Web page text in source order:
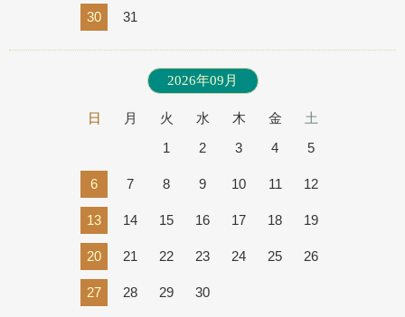
30 31
2026年09月
日 月 火 水 木 金
土
1
2 3 4 5
6 7 8 9 10 11 12
13 14 15 16 17 18 19
20 21 22 23 24 25 26
27 28 29 30